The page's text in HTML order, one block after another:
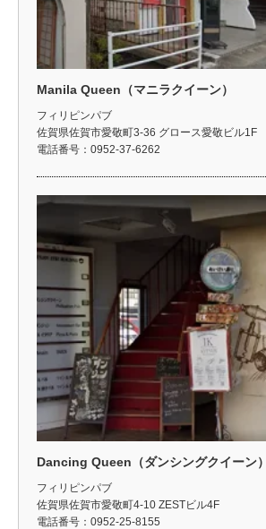
Manila Queen（マニラクイーン）
フィリピンパブ
佐賀県佐賀市愛敬町3-36 グロース愛敬ビル1F
電話番号：0952-37-6262
Dancing Queen（ダンシングクイーン）
フィリピンパブ
佐賀県佐賀市愛敬町4-10 ZESTビル4F
電話番号：0952-25-8155